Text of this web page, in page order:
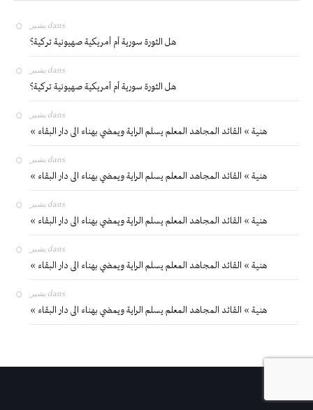
بشير dans
هل الثورة سورية أم أمريكية صهيونية تركية؟
بشير dans
هل الثورة سورية أم أمريكية صهيونية تركية؟
بشير dans
« هنية » القائد المجاهد المعلم يسلم الراية ويمضي بهناء الى دار البقاء
بشير dans
« هنية » القائد المجاهد المعلم يسلم الراية ويمضي بهناء الى دار البقاء
بشير dans
« هنية » القائد المجاهد المعلم يسلم الراية ويمضي بهناء الى دار البقاء
بشير dans
« هنية » القائد المجاهد المعلم يسلم الراية ويمضي بهناء الى دار البقاء
بشير dans
« هنية » القائد المجاهد المعلم يسلم الراية ويمضي بهناء الى دار البقاء